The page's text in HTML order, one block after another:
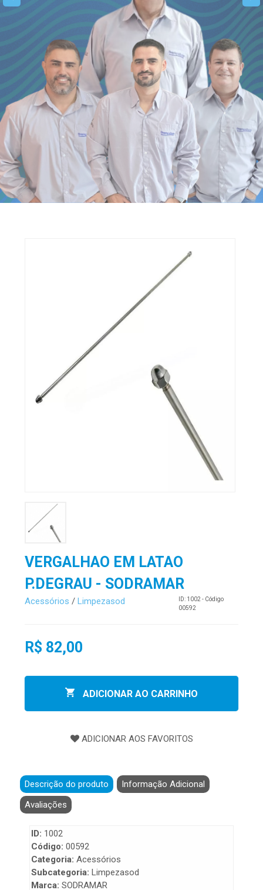
VERGALHAO EM LATAO
P.DEGRAU - SODRAMAR
Acessórios / Limpezasod
ID: 1002 - Código
00592
R$ 82,00
ADICIONAR AO CARRINHO
Descrição do produto
Informação Adicional
Avaliações
ID: 1002
Código: 00592
Categoria: Acessórios
Subcategoria: Limpezasod
Marca: SODRAMAR